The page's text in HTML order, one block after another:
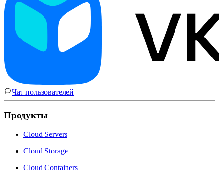
Чат пользователей
Продукты
Cloud Servers
Cloud Storage
Cloud Containers